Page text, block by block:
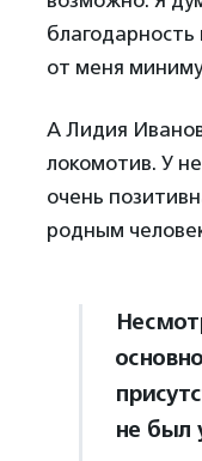
благодарность
от меня
А Лидия
локомотив. У
очень
родным
не был